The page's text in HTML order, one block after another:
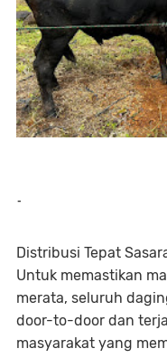
-
​Distribusi Tepat
​Untuk memastikan
merata, seluruh
door-to-door dan
masyarakat yang